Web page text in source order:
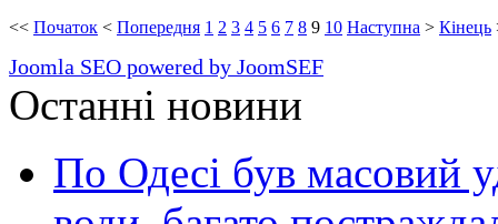
<< Початок < Попередня 1 2 3 4 5 6 7 8 9 10 Наступна > Кінець
Joomla SEO powered by JoomSEF
Останні новини
По Одесі був масовий